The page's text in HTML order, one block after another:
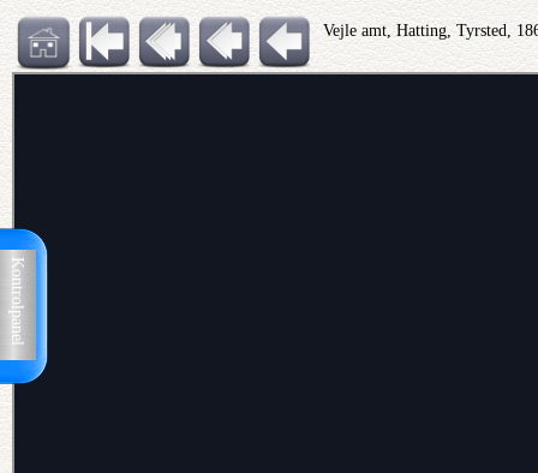
Kontrolpanel
Vejle amt, Hatting, Tyrsted,